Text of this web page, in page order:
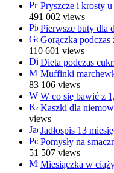
Pryszcze i krosty
491 002 views
Pierwsze buty dla
Gorączka
110 601 views
Dieta podczas
Muffinki
83 106 views
W co się bawić z
Kaszki dla
views
Jadłospis 13
Pomysły na
51 507 views
Miesiączka w